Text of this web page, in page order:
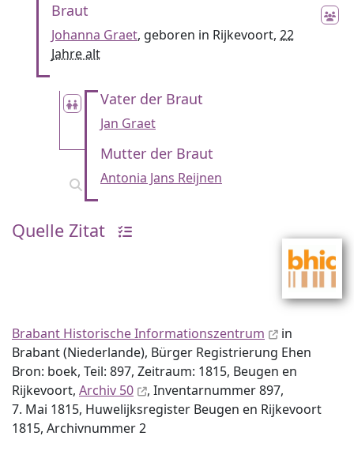
Braut
Johanna Graet, geboren in Rijkevoort, 22
Jahre alt
Vater der Braut
Jan Graet
Mutter der Braut
Antonia Jans Reijnen
Quelle Zitat
Brabant Historische Informationszentrum
in
Brabant (Niederlande), Bürger Registrierung Ehen
Bron: boek, Teil: 897, Zeitraum: 1815, Beugen en
Rijkevoort, Archiv 50
, Inventar­nummer 897,
7. Mai 1815, Huwelijksregister Beugen en Rijkevoort
1815, Archiv­nummer 2